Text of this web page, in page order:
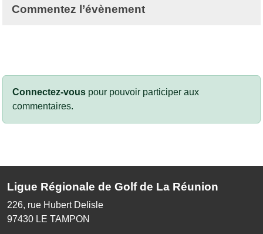
Commentez l’évènement
Connectez-vous pour pouvoir participer aux
commentaires.
Ligue Régionale de Golf de La Réunion
226, rue Hubert Delisle
97430 LE TAMPON